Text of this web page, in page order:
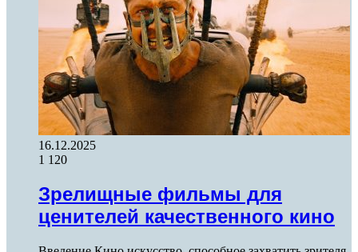
16.12.2025
1 120
Зрелищные фильмы для
ценителей качественного кино